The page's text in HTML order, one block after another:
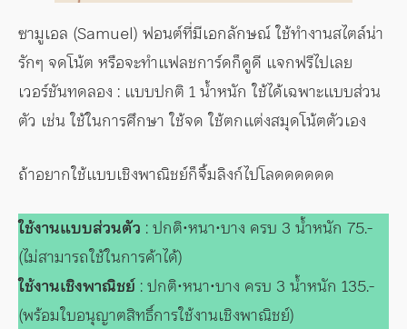
ซามูเอล (Samuel) ฟอนต์ที่มีเอกลักษณ์ ใช้ทำงานสไตล์น่า
รักๆ จดโน้ต หรือจะทำแฟลชการ์ดก็ดูดี แจกฟรีไปเลย
เวอร์ชันทดลอง : แบบปกติ 1 น้ำหนัก ใช้ได้เฉพาะแบบส่วน
ตัว เช่น ใช้ในการศึกษา ใช้จด ใช้ตกแต่งสมุดโน้ตตัวเอง
ถ้าอยากใช้แบบเชิงพาณิชย์ก็จิ้มลิงก์ไปโลดดดดดด
ใช้งานแบบส่วนตัว : ปกติ•หนา•บาง ครบ 3 น้ำหนัก 75.-
(ไม่สามารถใช้ในการค้าได้)
ใช้งานเชิงพาณิชย์ : ปกติ•หนา•บาง ครบ 3 น้ำหนัก 135.-
(พร้อมใบอนุญาตสิทธิ์การใช้งานเชิงพาณิชย์)